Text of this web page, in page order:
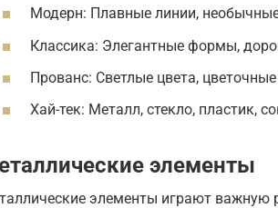
Модерн: Плавные линии,
Классика: Элегантные формы,
Прованс: Светлые цвета,
Хай-тек: Металл, стекло, пластик,
элементы
элементы играют важную